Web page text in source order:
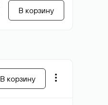
В корзину
В корзину